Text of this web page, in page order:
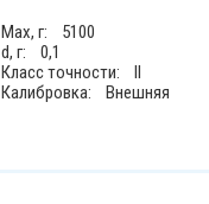
Max, г: 5100
d, г: 0,1
Класс точности: II
Калибровка: Внешняя